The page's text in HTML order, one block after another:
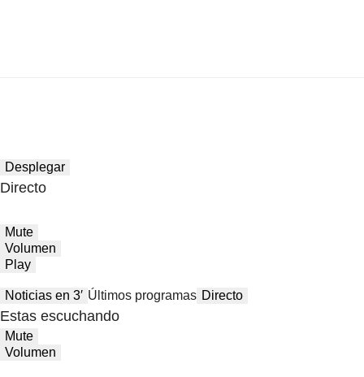
Desplegar
Directo
Mute
Volumen
Play
Noticias en 3′ Últimos programas Directo
Estas escuchando
Mute
Volumen